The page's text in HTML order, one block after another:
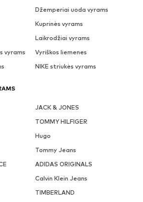
Džemperiai uoda vyrams
Kuprinės vyrams
Laikrodžiai vyrams
vyrams
Vyriškos liemenes
NIKE striukės vyrams
JACK & JONES
TOMMY HILFIGER
Hugo
Tommy Jeans
ADIDAS ORIGINALS
Calvin Klein Jeans
TIMBERLAND